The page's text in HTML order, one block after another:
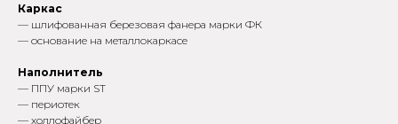
Каркас
— шлифованная березовая фанера марки ФК
— основание на металлокаркасе
Наполнитель
— ППУ марки ST
— периотек
— холлофайбер